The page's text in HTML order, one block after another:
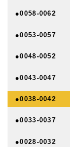
●0058-0062
●0053-0057
●0048-0052
●0043-0047
●0038-0042
●0033-0037
●0028-0032